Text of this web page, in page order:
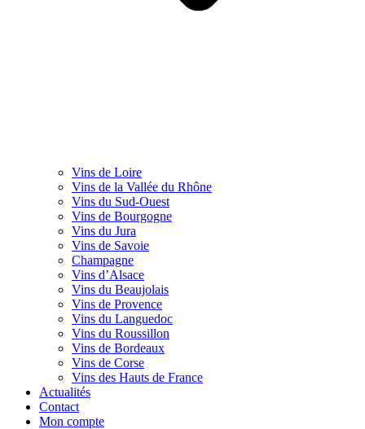
Vins de Loire
Vins de la Vallée du Rhône
Vins du Sud-Ouest
Vins de Bourgogne
Vins du Jura
Vins de Savoie
Champagne
Vins d’Alsace
Vins du Beaujolais
Vins de Provence
Vins du Languedoc
Vins du Roussillon
Vins de Bordeaux
Vins de Corse
Vins des Hauts de France
Actualités
Contact
Mon compte